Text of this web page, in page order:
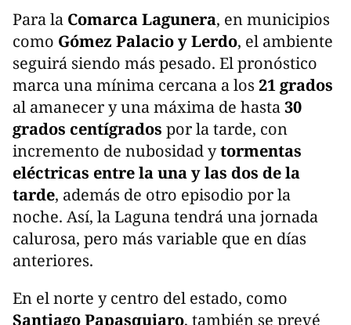
Para la Comarca Lagunera, en municipios
como Gómez Palacio y Lerdo, el ambiente
seguirá siendo más pesado. El pronóstico
marca una mínima cercana a los 21 grados
al amanecer y una máxima de hasta30
grados centígrados por la tarde, con
incremento de nubosidad ytormentas
eléctricas entre la una y las dos de la
tarde, además de otro episodio por la
noche. Así, la Laguna tendrá una jornada
calurosa, pero más variable que en días
anteriores.
En el norte y centro del estado, como
Santiago Papasquiaro, también se prevé